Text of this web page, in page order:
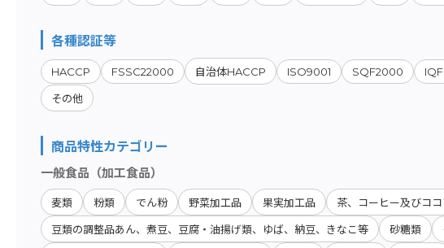
各種認証等
HACCP FSSC22000 自治体HACCP ISO9001 SQF2000
その他
商品特性カテゴリー
一般食品（加工食品）
麦類 粉類 でん粉 野菜加工品 果実加工品 茶、コーヒー及びコ
豆類の調整品あん、煮豆、豆腐・油揚げ類、ゆば、納豆、きなこ等 砂糖類